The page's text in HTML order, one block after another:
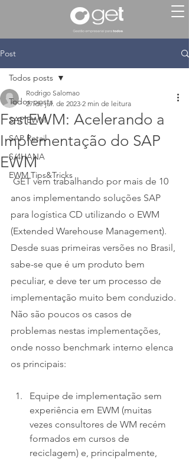
Post
Todos posts
SAP EWM
SAP Retail
S/4HANA
EWM Tips&Tricks
Todos posts
FastEWM: Acelerando a
Implementação do SAP
EWM
Rodrigo Salomao
27 de jul. de 2023 2 min de leitura
GET vem trabalhando por mais de 10
anos implementando soluções SAP
para logística CD utilizando o EWM
(Extended Warehouse Management).
Desde suas primeiras versões no Brasil,
sabe-se que é um produto bem
peculiar, e deve ter um processo de
implementação muito bem conduzido.
Não são poucos os casos de
problemas nestas implementações,
onde nosso benchmark interno elenca
os principais:
Equipe de implementação sem
experiência em EWM (muitas
vezes consultores de WM recém
formados em cursos de
reciclagem) e, principalmente,